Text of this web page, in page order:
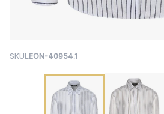
SKULEON-40954.1